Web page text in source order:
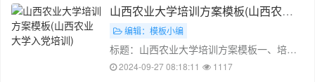
训方案。本培训方案旨在加强客房员工的综
合素质，提高客房服务质量，提升客满意
度。……
山西农业大学培训方案模板(山西农业
大学入党培训)
编辑：模板小编
标题：山西农业大学培训方案模板一、培训
背景为了提高员工的工作技能和业务水平，
2024-09-27 08:18:11 1117